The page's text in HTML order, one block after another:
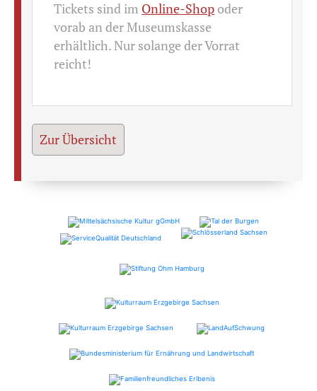
Tickets sind im Online-Shopoder
vorab an der Museumskasse
erhältlich. Nur solange der Vorrat
reicht!
Zur Übersicht